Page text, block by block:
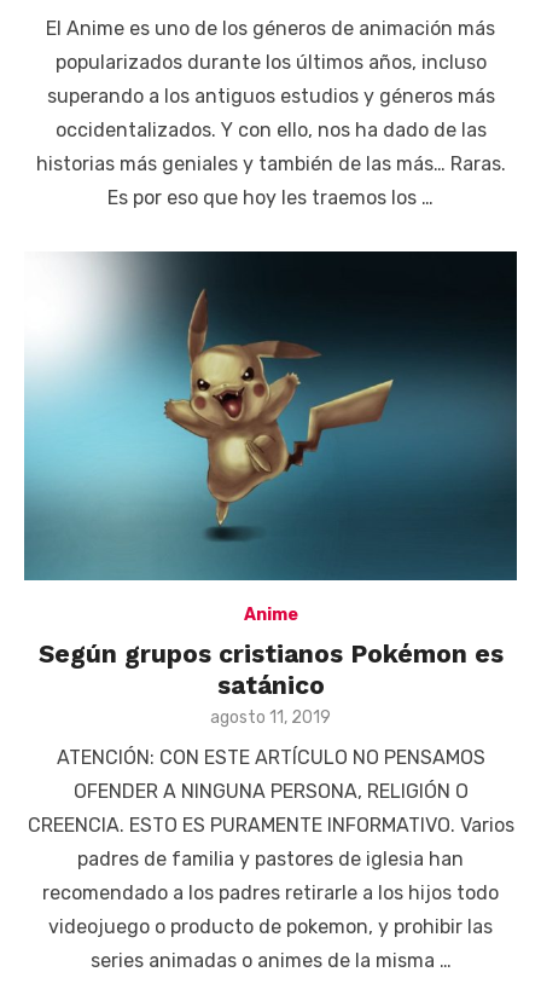
El Anime es uno de los géneros de animación más
popularizados durante los últimos años, incluso
superando a los antiguos estudios y géneros más
occidentalizados. Y con ello, nos ha dado de las
historias más geniales y también de las más… Raras.
Es por eso que hoy les traemos los …
Anime
Según grupos cristianos Pokémon es
satánico
Posted
agosto 11, 2019
ATENCIÓN: CON ESTE ARTÍCULO NO PENSAMOS
OFENDER A NINGUNA PERSONA, RELIGIÓN O
CREENCIA. ESTO ES PURAMENTE INFORMATIVO. Varios
padres de familia y pastores de iglesia han
recomendado a los padres retirarle a los hijos todo
videojuego o producto de pokemon, y prohibir las
series animadas o animes de la misma …